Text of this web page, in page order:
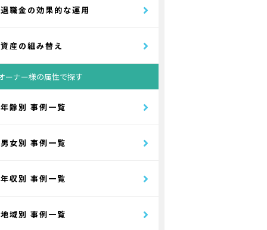
退職金の効果的な運用
資産の組み替え
ーナー様の属性で探す
年齢別 事例一覧
男女別 事例一覧
年収別 事例一覧
地域別 事例一覧